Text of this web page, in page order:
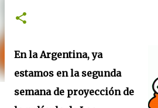
En la Argentina, ya
estamos en la segunda
semana de proyección de